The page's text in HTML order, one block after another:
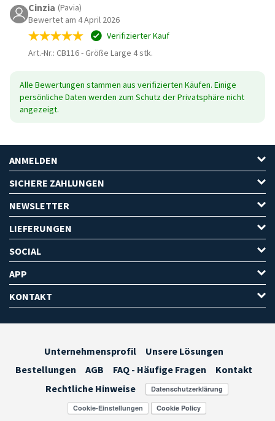
Cinzia (Pavia)
Bewertet am 4 April 2026
Verifizierter Kauf
Art.-Nr.: CB116- Größe Large 4 stk.
Alle Bewertungen stammen aus verifizierten Käufen. Einige
persönliche Daten werden zum Schutz der Privatsphäre nicht
angezeigt.
ANMELDEN
SICHERE ZAHLUNGEN
NEWSLETTER
LIEFERUNGEN
SOCIAL
APP
KONTAKT
Unternehmensprofil
Unsere Lösungen
Bestellungen
AGB FAQ - Häufige Fragen
Kontakt
Rechtliche Hinweise
Cookie-Einstellungen